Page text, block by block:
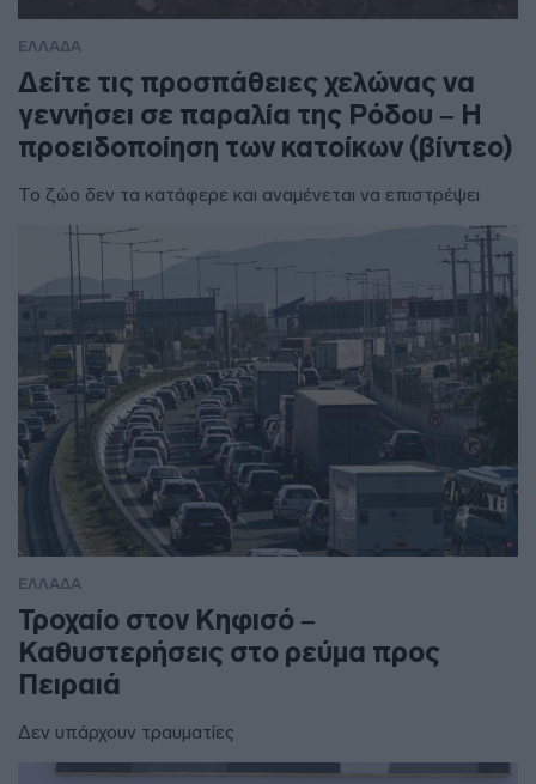
ΕΛΛΑΔΑ
Δείτε τις προσπάθειες χελώνας να
γεννήσει σε παραλία της Ρόδου – Η
προειδοποίηση των κατοίκων (βίντεο)
Το ζώο δεν τα κατάφερε και αναμένεται να επιστρέψει
ΕΛΛΑΔΑ
Τροχαίο στον Κηφισό –
Καθυστερήσεις στο ρεύμα προς
Πειραιά
Δεν υπάρχουν τραυματίες